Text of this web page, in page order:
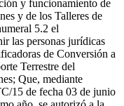
y funcionamiento de
y de los Talleres de
5.2 el
las personas jurídicas
de Conversión a
Terrestre del
Que, mediante
15 de fecha 03 de junio